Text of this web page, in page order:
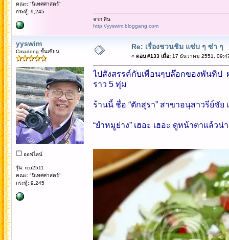
คณะ: "นิเทศศาสตร์"
กระทู้: 9,245
จาก สิน
http://yyswim.bloggang.com
yyswim
Cmadong ชั้นเซียน
ออฟไลน์
รุ่น: rcu2511
คณะ: "นิเทศศาสตร์"
กระทู้: 9,245
Re: เรื่องชวนชิม แซ่บ ๆ ซ่า ๆ
« ตอบ #133 เมื่อ:17 ธันวาคม 2551,
ไปสังสรรค์กับเพื่อนๆบล๊อกของพันทิป
ราว 5 ทุ่ม
ร้านนี้ ชื่อ “ตักสุรา” สาขาอนุสาวรีย์ชัย
“ยำหมูย่าง” เฮอะ เฮอะ ดูหน้าตาแล้วน่